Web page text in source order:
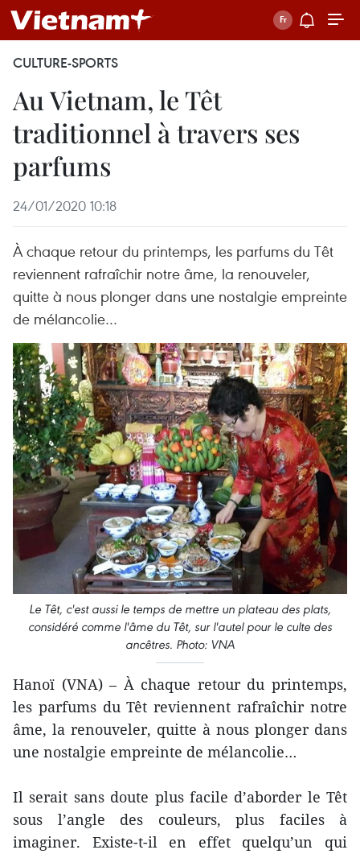
CULTURE-SPORTS
Au Vietnam, le Têt
traditionnel à travers ses
parfums
24/01/2020 10:18
À chaque retour du printemps, les parfums du Têt
reviennent rafraîchir notre âme, la renouveler,
quitte à nous plonger dans une nostalgie empreinte
de mélancolie…
Le Têt, c'est aussi le temps de mettre un plateau des plats,
considéré comme l'âme du Têt, sur l'autel pour le culte des
ancêtres. Photo: VNA
Hanoï (VNA) – À chaque retour du printemps,
les parfums du Têt reviennent rafraîchir notre
âme, la renouveler, quitte à nous plonger dans
une nostalgie empreinte de mélancolie…
Il serait sans doute plus facile d’aborder le Têt
sous l’angle des couleurs, plus faciles à
imaginer. Existe-t-il en effet quelqu’un qui